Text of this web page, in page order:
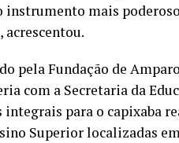
instrumento mais
acrescentou.
pela Fundação de
com a Secretaria da
integrais para o capixaba
Superior localizadas